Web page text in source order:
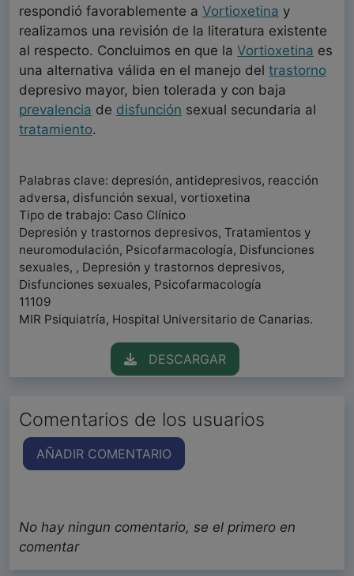
respondió favorablemente a Vortioxetina y
realizamos una revisión de la literatura existente
al respecto. Concluimos en que la Vortioxetina es
una alternativa válida en el manejo del trastorno
depresivo mayor, bien tolerada y con baja
prevalencia de disfunción sexual secundaria al
tratamiento.
Palabras clave: depresión, antidepresivos, reacción
adversa, disfunción sexual, vortioxetina
Tipo de trabajo: Caso Clínico
Depresión y trastornos depresivos, Tratamientos y
neuromodulación, Psicofarmacología, Disfunciones
sexuales, , Depresión y trastornos depresivos,
Disfunciones sexuales, Psicofarmacología
11109
MIR Psiquiatría, Hospital Universitario de Canarias.
DESCARGAR
Comentarios de los usuarios
AÑADIR COMENTARIO
No hay ningun comentario, se el primero en
comentar